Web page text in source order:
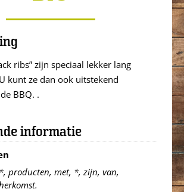
ribs” zijn speciaal lekker lang
kunt ze dan ook uitstekend
BBQ. .
informatie
producten, met, *, zijn, van,